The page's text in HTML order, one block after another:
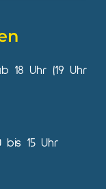
18 Uhr (19 Uhr
15 Uhr